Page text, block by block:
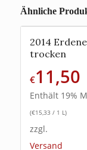
Ähnliche
2014
trocken
€11,50
Enthält 19%
(€15,33 / 1 L)
zzgl.
Versand